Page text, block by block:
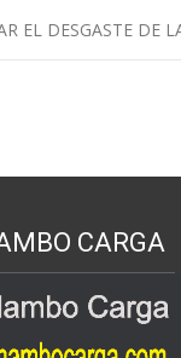
EL DESGASTE DE
CARGA